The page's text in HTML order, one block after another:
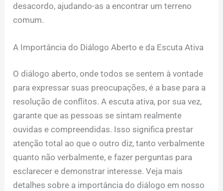
desacordo, ajudando-as a encontrar um terreno
comum.
A Importância do Diálogo Aberto e da Escuta Ativa
O diálogo aberto, onde todos se sentem à vontade
para expressar suas preocupações, é a base para a
resolução de conflitos. A escuta ativa, por sua vez,
garante que as pessoas se sintam realmente
ouvidas e compreendidas. Isso significa prestar
atenção total ao que o outro diz, tanto verbalmente
quanto não verbalmente, e fazer perguntas para
esclarecer e demonstrar interesse. Veja mais
detalhes sobre a importância do diálogo em nosso